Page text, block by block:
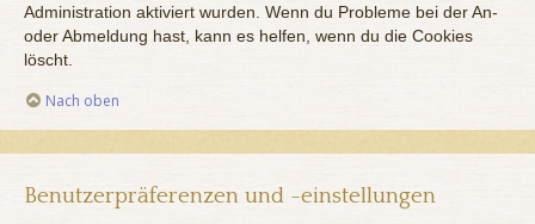
Administration aktiviert wurden. Wenn du Probleme bei der An-
oder Abmeldung hast, kann es helfen, wenn du die Cookies
löscht.
Nach oben
Benutzerpräferenzen und -einstellungen